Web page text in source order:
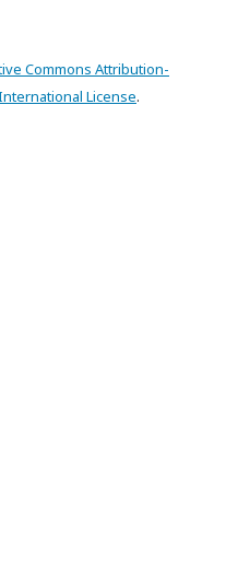
Commons Attribution-
License.